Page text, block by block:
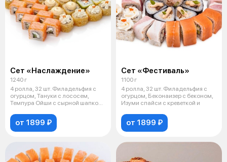
Сет «Наслаждение»
1240 г
4 ролла, 32 шт. Филадельфия с
огурцом, Тануки с лососем,
Темпура Ойши с сырной шапкой
от 1899 ₽
Сет «Фестиваль»
1100 г
4 ролла, 32 шт. Филадельфия с
огурцом, Беконаизер с беконом,
Изуми спайси с креветкой и
от 1899 ₽